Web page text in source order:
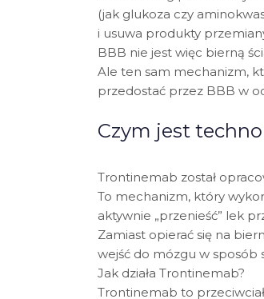
(jak glukoza czy
i usuwa produkty
BBB nie jest więc bierną
Ale ten sam mechanizm,
przedostać przez BBB w
Czym jest
Trontinemab został
To mechanizm, który
aktywnie „przenieść” lek
Zamiast opierać się na
wejść do mózgu w sposób
Jak działa Trontinemab?
Trontinemab to